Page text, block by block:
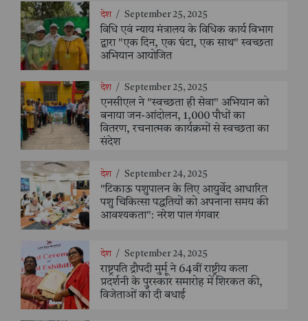
देश / September 25, 2025
विधि एवं न्याय मंत्रालय के विधिक कार्य विभाग
द्वारा "एक दिन, एक घंटा, एक साथ" स्वच्छता
अभियान आयोजित
देश / September 25, 2025
एनसीएल ने "स्वच्छता ही सेवा" अभियान को
बनाया जन-आंदोलन, 1,000 पौधों का
वितरण, रचनात्मक कार्यक्रमों से स्वच्छता का
संदेश
देश / September 24, 2025
"टिकाऊ पशुपालन के लिए आयुर्वेद आधारित
पशु चिकित्सा पद्धतियों को अपनाना समय की
आवश्यकता": नरेश पाल गंगवार
देश / September 24, 2025
राष्ट्रपति द्रौपदी मुर्मू ने 64वीं राष्ट्रीय कला
प्रदर्शनी के पुरस्कार समारोह में शिरकत की,
विजेताओं को दी बधाई